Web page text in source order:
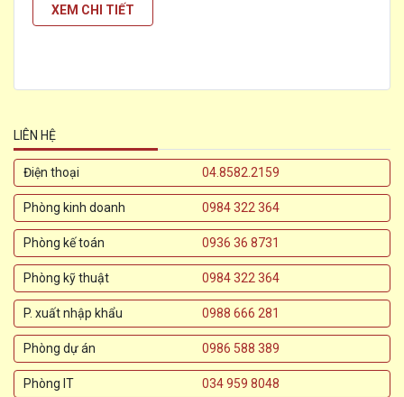
XEM CHI TIẾT
LIÊN HỆ
Điện thoại 04.8582.2159
Phòng kinh doanh 0984 322 364
Phòng kế toán 0936 36 8731
Phòng kỹ thuật 0984 322 364
P. xuất nhập khẩu 0988 666 281
Phòng dự án 0986 588 389
Phòng IT 034 959 8048